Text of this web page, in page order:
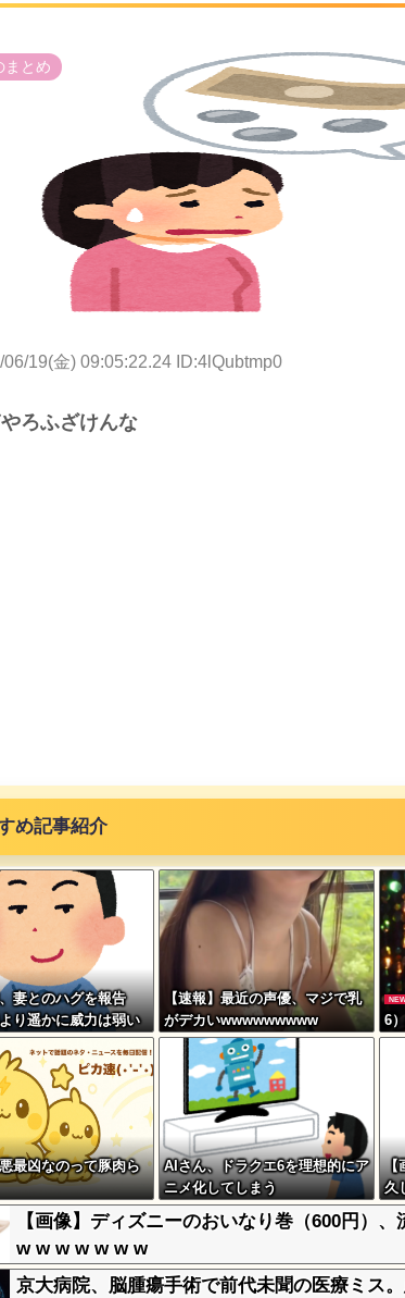
まとめ
06/19(金) 09:05:22.24 ID:4lQubtmp0
ろふざけんな
め記事紹介
妻とのハグを報告
り遥かに威力は弱い
ロケ砲をお見舞いす
【速報】最近の声優、マジで乳
がデカいwwwwwwwww
6
最凶なのって豚肉ら
AIさん、ドラクエ6を理想的にア
ニメ化してしまう
【
久
→
【画像】ディズニーのおいなり巻（600円）
w w w w w w w
京大病院、脳腫瘍手術で前代未聞の医療ミス